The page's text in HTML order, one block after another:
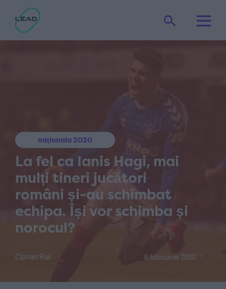
naționala 2020
La fel ca Ianis Hagi, mai
mulți tineri jucători
români și-au schimbat
echipa. Își vor schimba și
norocul?
Ciprian Rus 6 februarie 2020